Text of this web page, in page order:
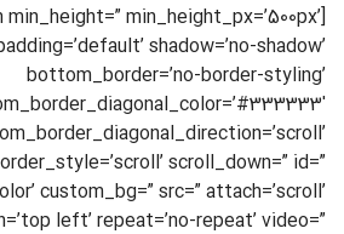
min_height_px=’500px’
shadow=’no-shadow’
bottom_border=’no-border-styling’
scroll_down=” id=”
custom_bg=” src=” attach=’scroll’
left’ repeat=’no-repeat’ video=”